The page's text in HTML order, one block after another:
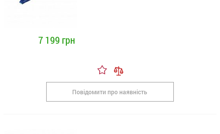
7 199 грн
Повідомити про наявність